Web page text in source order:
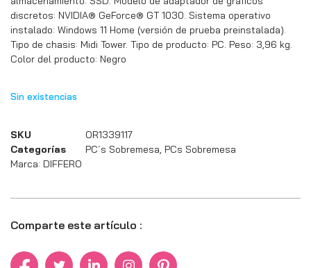
discretos: NVIDIA® GeForce® GT 1030. Sistema operativo
instalado: Windows 11 Home (versión de prueba preinstalada).
Tipo de chasis: Midi Tower. Tipo de producto: PC. Peso: 3,96 kg.
Color del producto: Negro
Sin existencias
SKU
OR1339117
Categorías
PC´s Sobremesa PCs Sobremesa
Marca: DIFFERO
Comparte este artículo :